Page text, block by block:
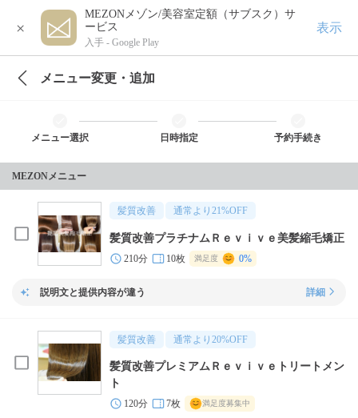
×
MEZONメゾン/美容室定額（サブスク）サ
ービス
入手 - Google Play
表示
メニュー変更・追加
メニュー選択 日時指定 予約手続き
MEZONメニュー
髪質改善 通常より 21%OFF
髪質改善プラチナムＲｅｖｉｖｅ美髪縮毛矯正
210分 10枚 満足度 0%
説明文と提供内容が違う 詳細
髪質改善 通常より 20%OFF
髪質改善プレミアムＲｅｖｉｖｅトリートメン
ト
120分 7枚 満足度募集中